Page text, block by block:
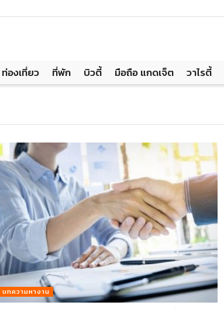
ท่องเที่ยว ที่พัก บิวตี้ มือถือ แกดเจ็ต วาไรตี้
บทความหางาน